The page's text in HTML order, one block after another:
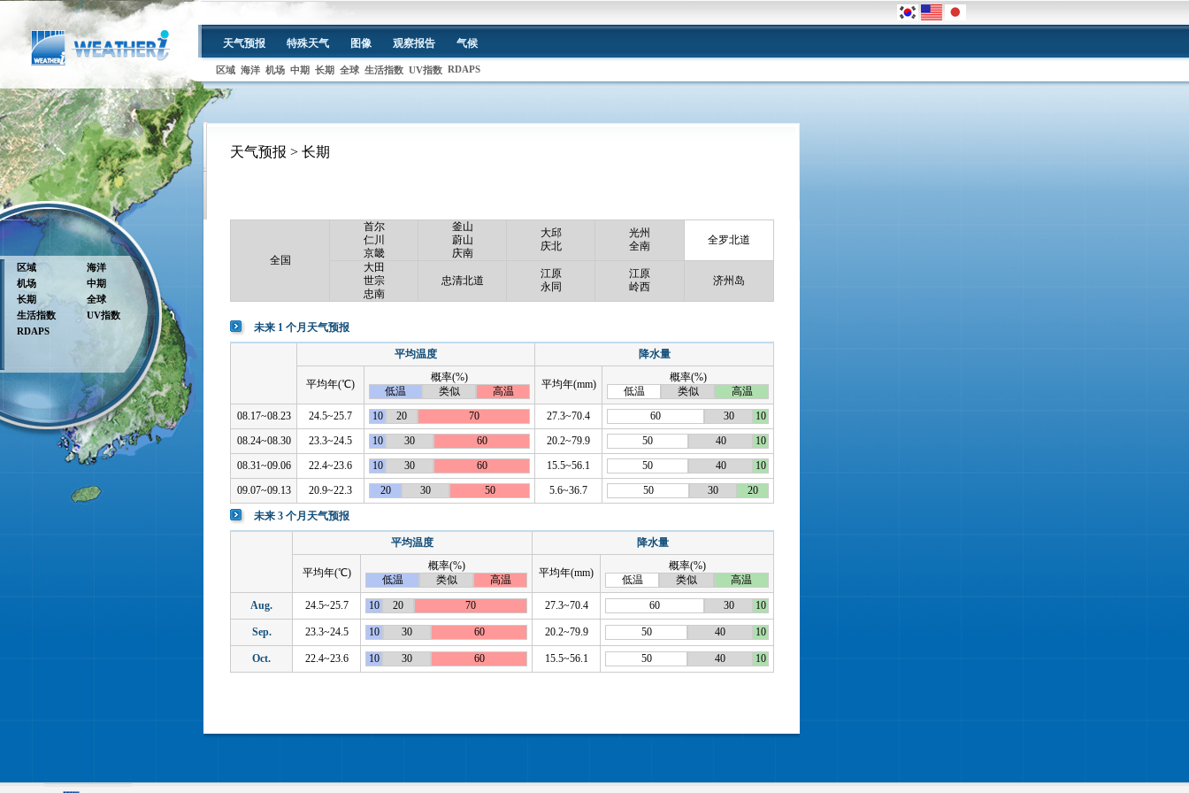
天气预报 特殊天气 图像 观察报告 气候
区域 海洋 机场 中期 长期 全球 生活指数 UV指数 RDAPS
天气预报 > 长期
区域
机场
长期
生活指数
RDAPS
海洋
中期
全球
UV指数
全国
首尔
仁川
京畿
釜山
蔚山
庆南
大邱
庆北
光州
全南
全罗北道
大田
世宗
忠南
忠清北道
江原
永同
江原
岭西
济州岛
未来 1 个月天气预报
平均温度 降水量
平均年(℃)
概率(%)
低温
类似 高温
平均年(mm)
概率(%)
低温
类似
高温
08.17~08.23
24.5~25.7 10 20 70 27.3~70.4 60 30
10
08.24~08.30
23.3~24.5 10 30 60 20.2~79.9 50 40
10
08.31~09.06
22.4~23.6 10 30 60 15.5~56.1 50 40
10
09.07~09.13
20.9~22.3 20 30 50 5.6~36.7 50 30 20
未来 3 个月天气预报
平均温度 降水量
平均年(℃)
概率(%)
低温
类似 高温
平均年(mm)
概率(%)
低温
类似 高温
Aug. 24.5~25.7 10 20 70 27.3~70.4 60 30 10
Sep. 23.3~24.5 10 30 60 20.2~79.9 50 40 10
Oct. 22.4~23.6 10 30 60 15.5~56.1 50 40 10